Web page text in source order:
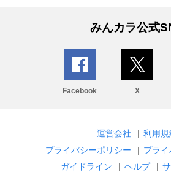
みんカラ公式
Facebook X
運営会社 | 利用規
プライバシーポリシー
| プラ
ガイドライン
| ヘルプ |